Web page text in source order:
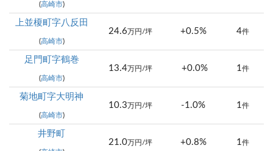
(高崎市)
上並榎町字八反田
(高崎市)
24.6 万円/坪 +0.5% 4件
足門町字鶴巻
(高崎市)
13.4 万円/坪 +0.0% 1件
菊地町字大明神
(高崎市)
10.3 万円/坪 -1.0% 1件
井野町
21.0 万円/坪 +0.8% 1件